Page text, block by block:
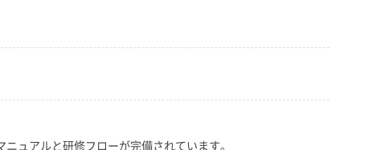
ュアルと研修フローが完備されています。